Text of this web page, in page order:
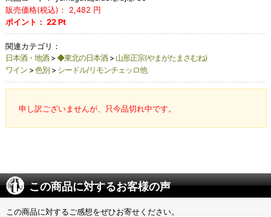
販売価格(税込)：
2,482 円
ポイント： 22Pt
関連カテゴリ：
日本酒・地酒> ◆東北の日本酒> 山形正宗(やまがたまさむね)
ワイン> 色別 > シードル/リモンチェッロ他
申し訳ございませんが、只今品切れ中です。
この商品に対するお客様の声
この商品に対するご感想をぜひお寄せください。